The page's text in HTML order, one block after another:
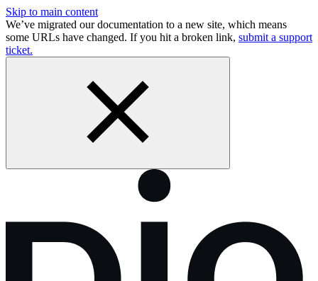
Skip to main content
We’ve migrated our documentation to a new site, which means
some URLs have changed. If you hit a broken link, submit a support
ticket.